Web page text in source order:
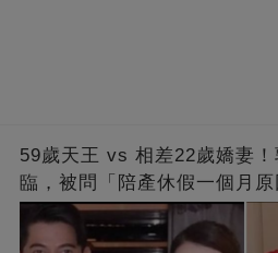
59歲天王 vs 相差22歲嬌妻
臨，被問「陪產休假一個月
被贊爆